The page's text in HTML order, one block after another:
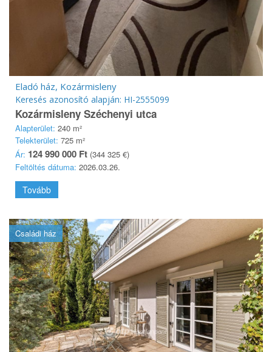
Eladó ház, Kozármisleny
Keresés azonosító alapján: HI-2555099
Kozármisleny Széchenyi utca
Alapterület: 240 m²
Telekterület: 725 m²
Ár: 124 990 000 Ft (344 325 €)
Feltöltés dátuma: 2026.03.26.
Tovább
Családi ház